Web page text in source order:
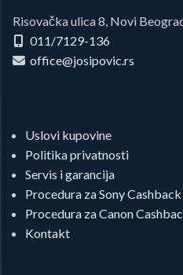
Risovačka ulica 8, Novi
011/7129-136
office@josipovic.rs
Uslovi kupovine
Politika privatnosti
Servis i garancija
Procedura za Sony Cashback
Procedura za Canon
Kontakt